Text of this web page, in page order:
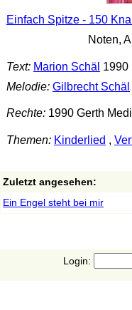
Einfach Spitze - 150
Noten,
Text: Marion Schäl 1990
Melodie: Gilbrecht Schäl
Rechte:1990 Gerth
Themen: Kinderlied ,
Zuletzt angesehen:
Ein Engel steht bei mir
Login: